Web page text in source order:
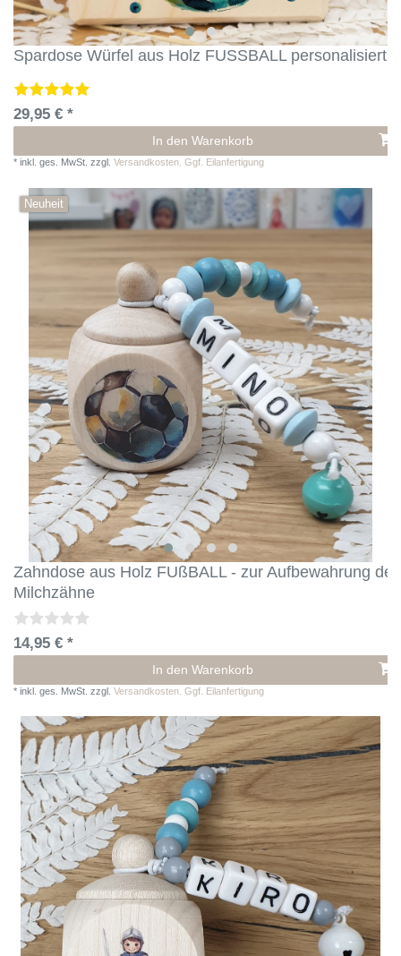
Spardose Würfel aus Holz FUSSBALL personalisiert
29,95 € *
In den Warenkorb
* inkl. ges. MwSt. zzgl. Versandkosten. Ggf. Eilanfertigung
Neuheit
Zahndose aus Holz FUßBALL - zur Aufbewahrung der
Milchzähne
14,95 € *
In den Warenkorb
* inkl. ges. MwSt. zzgl. Versandkosten. Ggf. Eilanfertigung